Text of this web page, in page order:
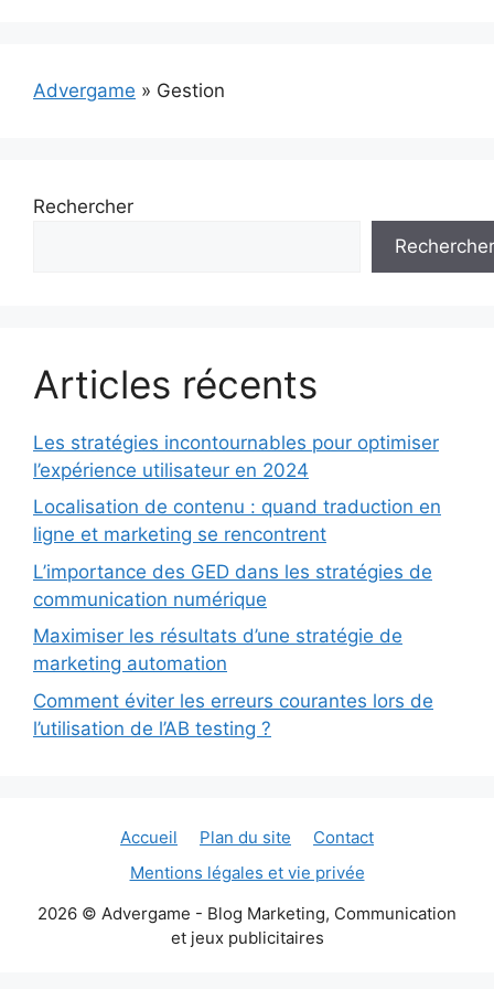
Advergame » Gestion
Rechercher
Rechercher
Articles récents
Les stratégies incontournables pour optimiser
l’expérience utilisateur en 2024
Localisation de contenu : quand traduction en
ligne et marketing se rencontrent
L’importance des GED dans les stratégies de
communication numérique
Maximiser les résultats d’une stratégie de
marketing automation
Comment éviter les erreurs courantes lors de
l’utilisation de l’AB testing ?
Accueil Plan du site
Contact
Mentions légales et vie privée
2026 © Advergame - Blog Marketing, Communication
et jeux publicitaires